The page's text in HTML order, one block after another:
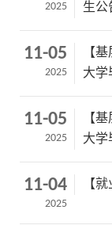
2025
生公
11-05
2025
【
大学
11-05
2025
【
大学
11-04
2025
【